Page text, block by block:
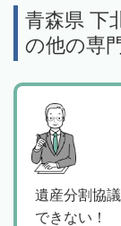
青森県 下
の他の専
遺産分割協
できない！